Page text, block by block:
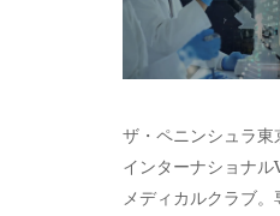
ザ・ペニンシュラ東
インターナショナ
メディカルクラブ